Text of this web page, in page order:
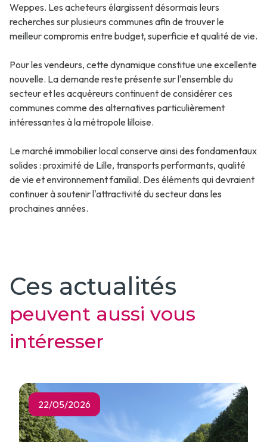
Weppes. Les acheteurs élargissent désormais leurs
recherches sur plusieurs communes afin de trouver le
meilleur compromis entre budget, superficie et qualité de vie.
Pour les vendeurs, cette dynamique constitue une excellente
nouvelle. La demande reste présente sur l'ensemble du
secteur et les acquéreurs continuent de considérer ces
communes comme des alternatives particulièrement
intéressantes à la métropole lilloise.
Le marché immobilier local conserve ainsi des fondamentaux
solides : proximité de Lille, transports performants, qualité
de vie et environnement familial. Des éléments qui devraient
continuer à soutenir l'attractivité du secteur dans les
prochaines années.
Ces actualités
peuvent aussi vous
intéresser
22/05/2026